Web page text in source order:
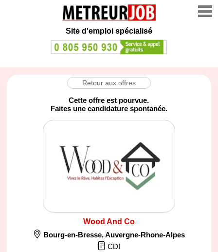
Site d'emploi spécialisé
Retour aux offres
Cette offre est pourvue.
Faites une candidature spontanée.
Wood And Co
Bourg-en-Bresse,Auvergne-Rhone-Alpes
CDI